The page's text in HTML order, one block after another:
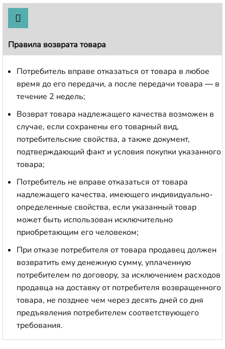
Правила возврата товара
Потребитель вправе отказаться от товара в любое
время до его передачи, а после передачи товара — в
течение 2 недель;
Возврат товара надлежащего качества возможен в
случае, если сохранены его товарный вид,
потребительские свойства, а также документ,
подтверждающий факт и условия покупки указанного
товара;
Потребитель не вправе отказаться от товара
надлежащего качества, имеющего индивидуально-
определенные свойства, если указанный товар
может быть использован исключительно
приобретающим его человеком;
При отказе потребителя от товара продавец должен
возвратить ему денежную сумму, уплаченную
потребителем по договору, за исключением расходов
продавца на доставку от потребителя возвращенного
товара, не позднее чем через десять дней со дня
предъявления потребителем соответствующего
требования.